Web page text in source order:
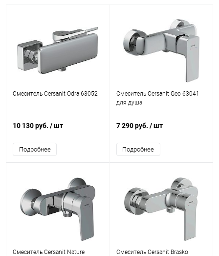
Смеситель Cersanit Odra 63052
10 130 руб. / шт
Подробнее
Смеситель Cersanit Geo 63041
для душа
7 290 руб. / шт
Подробнее
Смеситель Cersanit Nature
Смеситель Cersanit Brasko